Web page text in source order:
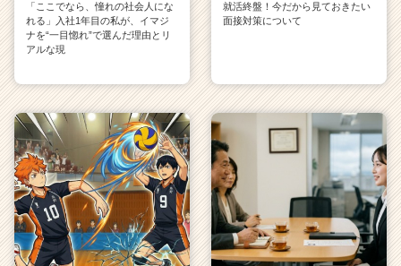
「ここでなら、憧れの社会人にな
れる」入社1年目の私が、イマジ
ナを“一目惚れ”で選んだ理由とリ
アルな現
就活終盤！今だから見ておきたい
面接対策について